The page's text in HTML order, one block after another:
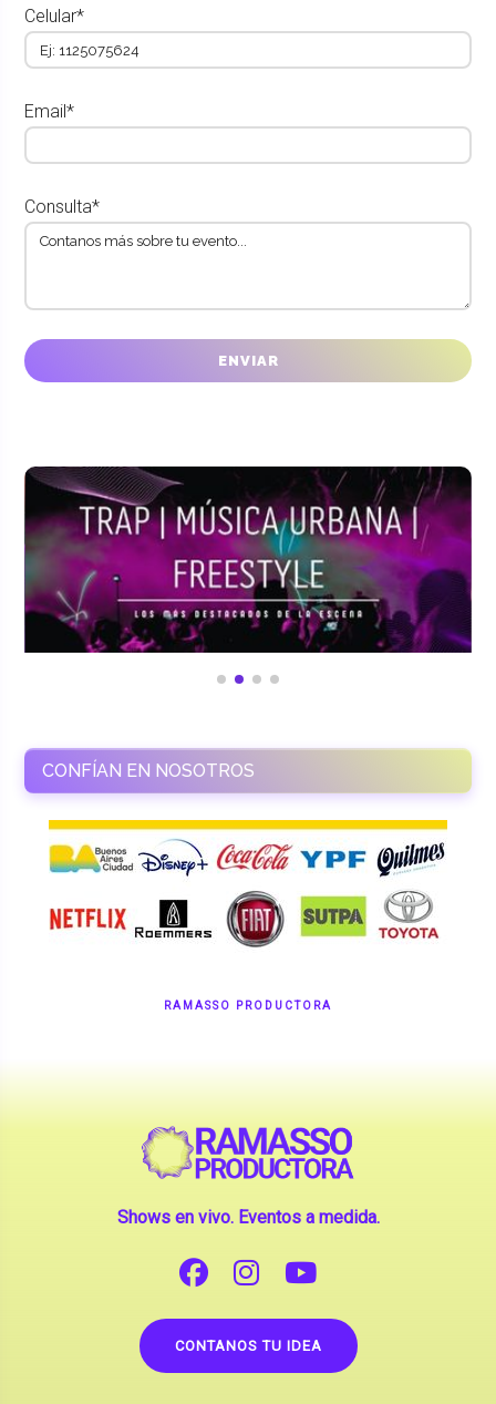
Celular*
Email*
Consulta*
CONFÍAN EN NOSOTROS
RAMASSO PRODUCTORA
Shows en vivo. Eventos a medida.
CONTANOS TU IDEA